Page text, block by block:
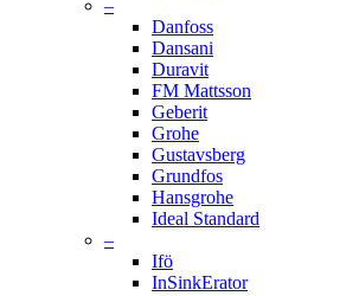
–
Danfoss
Dansani
Duravit
FM Mattsson
Geberit
Grohe
Gustavsberg
Grundfos
Hansgrohe
Ideal Standard
–
Ifö
InSinkErator